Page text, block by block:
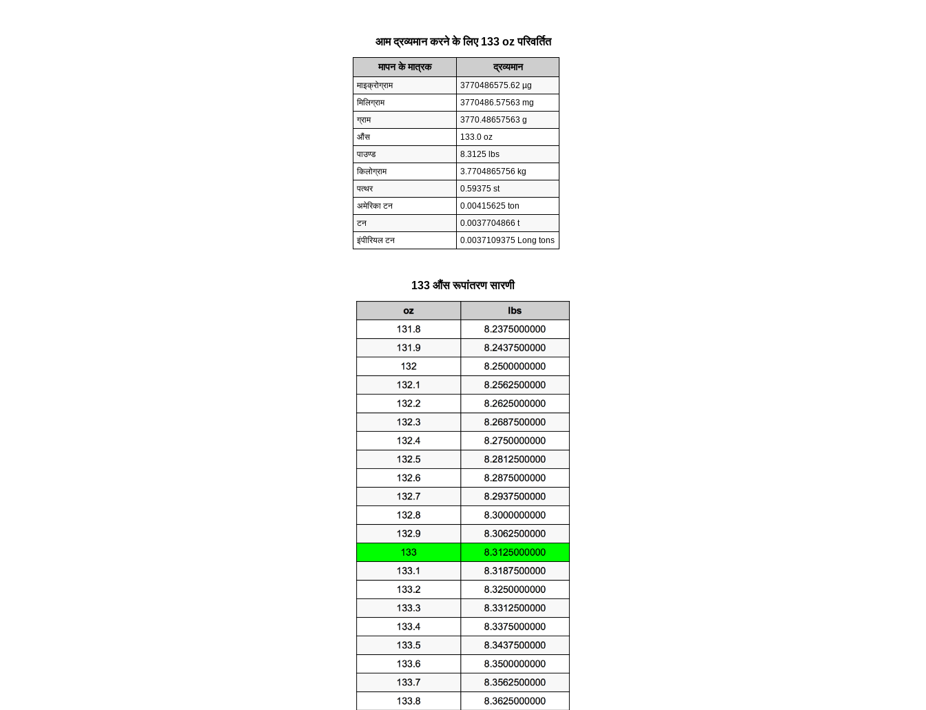
आम द्रव्यमान करने के लिए 133 oz परिवर्तित
मापन के मात्रक द्रव्यमान
माइक्रोग्राम
3770486575.62 µg
मिलिग्राम
3770486.57563 mg
ग्राम
3770.48657563 g
औंस
133.0 oz
पाउण्ड
8.3125 lbs
किलोग्राम
3.7704865756 kg
पत्थर
0.59375 st
अमेरिका टन
0.00415625 ton
टन
0.0037704866 t
इंपीरियल टन
0.0037109375 Long tons
133 औंस रूपांतरण सारणी